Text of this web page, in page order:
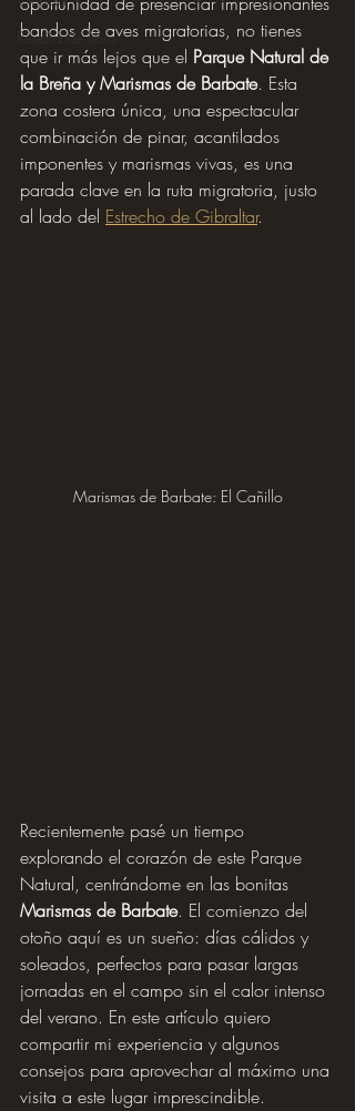
Reseña de libro
bandos de aves migratorias, no tienes
que ir más lejos que el Parque Natural de
la Breña y Marismas de Barbate. Esta
zona costera única, una espectacular
combinación de pinar, acantilados
imponentes y marismas vivas, es una
parada clave en la ruta migratoria, justo
al lado del Estrecho de Gibraltar.
Marismas de Barbate: El Cañillo
Recientemente pasé un tiempo
explorando el corazón de este Parque
Natural, centrándome en las bonitas
Marismas de Barbate. El comienzo del
otoño aquí es un sueño: días cálidos y
soleados, perfectos para pasar largas
jornadas en el campo sin el calor intenso
del verano. En este artículo quiero
compartir mi experiencia y algunos
consejos para aprovechar al máximo una
visita a este lugar imprescindible.